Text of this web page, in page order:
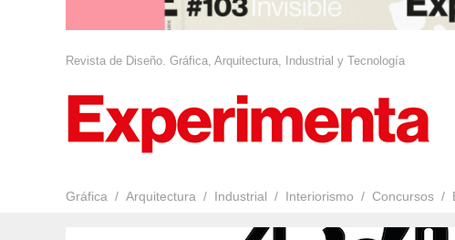
Revista de Diseño. Gráfica, Arquitectura, Industrial y Tecnología
Gráfica Arquitectura Industrial Interiorismo Concursos